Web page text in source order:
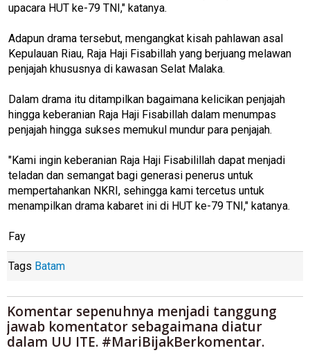
upacara HUT ke-79 TNI," katanya.
Adapun drama tersebut, mengangkat kisah pahlawan asal
Kepulauan Riau, Raja Haji Fisabillah yang berjuang melawan
penjajah khususnya di kawasan Selat Malaka.
Dalam drama itu ditampilkan bagaimana kelicikan penjajah
hingga keberanian Raja Haji Fisabillah dalam menumpas
penjajah hingga sukses memukul mundur para penjajah.
"Kami ingin keberanian Raja Haji Fisabilillah dapat menjadi
teladan dan semangat bagi generasi penerus untuk
mempertahankan NKRI, sehingga kami tercetus untuk
menampilkan drama kabaret ini di HUT ke-79 TNI," katanya.
Fay
Tags Batam
Komentar sepenuhnya menjadi tanggung
jawab komentator sebagaimana diatur
dalam UU ITE. #MariBijakBerkomentar.